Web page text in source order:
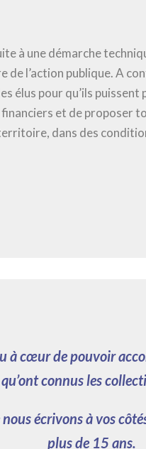
à une démarche
de l’action publique. A
élus pour qu’ils
et de proposer
dans des
à cœur de pouvoir
connus les
écrivons à vos
plus de 15 ans.